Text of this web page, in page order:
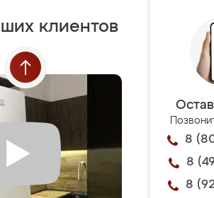
клиентов
8
8
8